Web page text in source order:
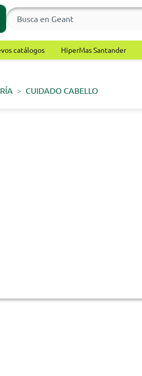
catálogos HiperMas Santander
CUIDADO CABELLO